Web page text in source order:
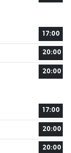
17:00
20:00
20:00
17:00
20:00
20:00